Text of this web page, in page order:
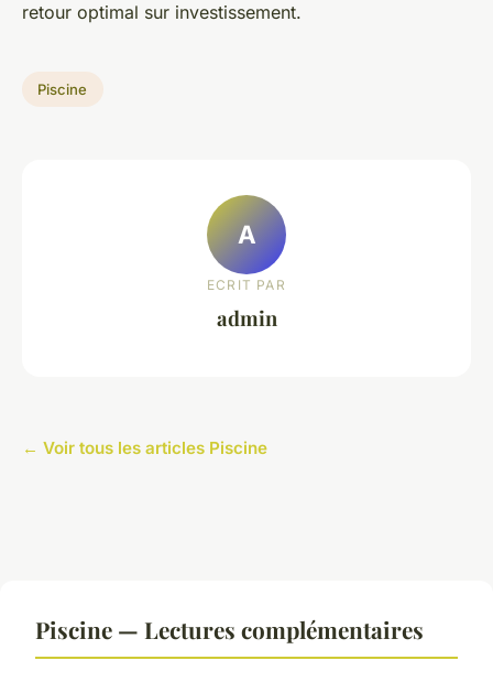
retour optimal sur investissement.
Piscine
A
ECRIT PAR
admin
← Voir tous les articles Piscine
Piscine — Lectures complémentaires